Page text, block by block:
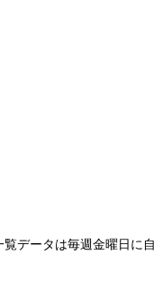
データは毎週金曜日に